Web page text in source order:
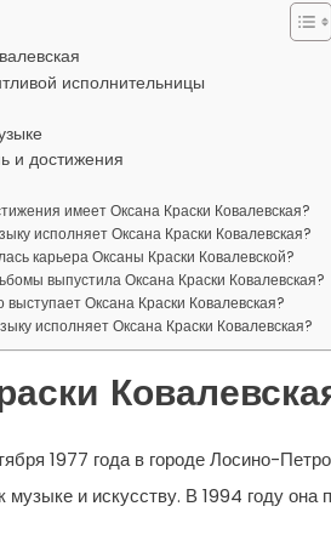
исполнительницы
и достижения
имеет Оксана Краски Ковалевская?
исполняет Оксана Краски Ковалевская?
карьера Оксаны Краски Ковалевской?
выпустила Оксана Краски Ковалевская?
выступает Оксана Краски Ковалевская?
исполняет Оксана Краски Ковалевская?
1977 года в городе Лосино-
музыке и искусству. В 1994 году